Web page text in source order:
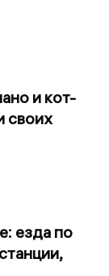
и кот-
своих
езда по